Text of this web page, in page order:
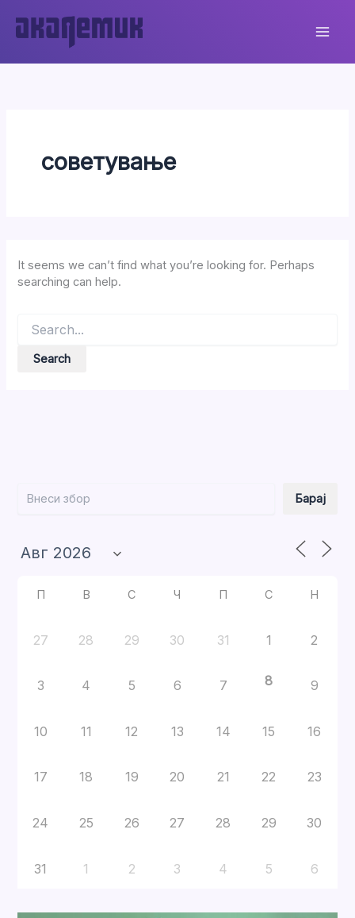
content
советување
It seems we can’t find what you’re looking for. Perhaps
searching can help.
for:
Барај
П В С Ч П С Н
27 28 29 30 31 1 2
3 4 5 6 7 8 9
10 11 12 13 14 15 16
17 18 19 20 21 22 23
24 25 26 27 28 29 30
31 1 2 3 4 5 6